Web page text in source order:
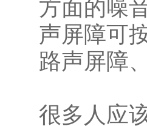
方面的噪
声屏障可
路声屏障
很多人应